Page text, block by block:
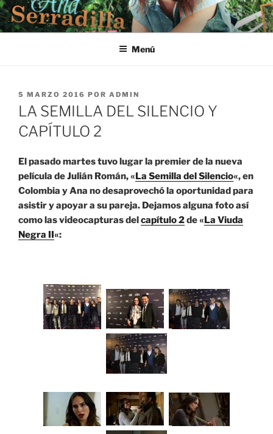
Saltar
al
contenido
Menú
PUBLICADO
EL
5 MARZO 2016 POR ADMIN
LA SEMILLA DEL SILENCIO Y
CAPÍTULO 2
El pasado martes tuvo lugar la premier de la nueva
película de Julián Román, «La Semilla del Silencio«, en
Colombia y Ana no desaprovechó la oportunidad para
asistir y apoyar a su pareja. Dejamos alguna foto así
como las videocapturas delcapítulo 2de «La Viuda
Negra II«: